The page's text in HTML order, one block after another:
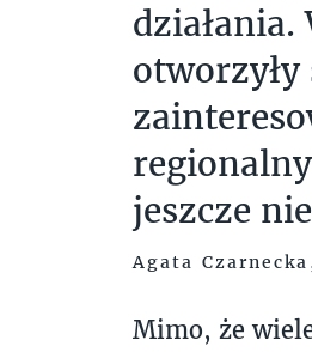
jeszcze
Agata
Mimo, że